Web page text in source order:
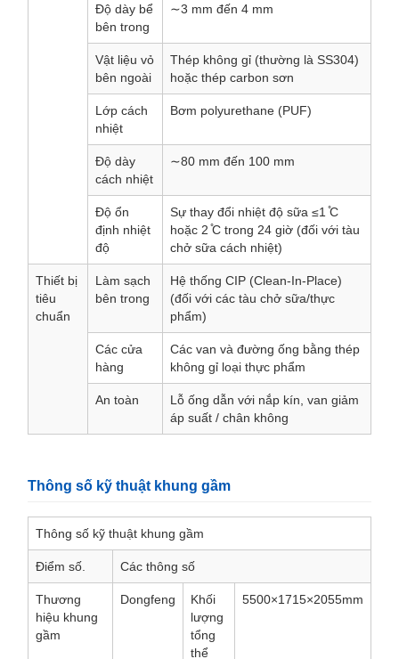
Độ dày bể
bên trong
∼3 mm đến 4 mm
Vật liệu vỏ
bên ngoài
Thép không gỉ (thường là SS304)
hoặc thép carbon sơn
Lớp cách
nhiệt
Bơm polyurethane (PUF)
Độ dày
cách nhiệt
∼80 mm đến 100 mm
Độ ổn
định nhiệt
độ
Sự thay đổi nhiệt độ sữa ≤1 ̊C
hoặc 2 ̊C trong 24 giờ (đối với tàu
chở sữa cách nhiệt)
Thiết bị
tiêu
chuẩn
Làm sạch
bên trong
Hệ thống CIP (Clean-In-Place)
(đối với các tàu chở sữa/thực
phẩm)
Các cửa
hàng
Các van và đường ống bằng thép
không gỉ loại thực phẩm
An toàn
Lỗ ống dẫn với nắp kín, van giảm
áp suất / chân không
Thông số kỹ thuật khung gầm
Thông số kỹ thuật khung gầm
Điểm số. Các thông số
Thương
hiệu khung
gầm
Dongfeng
Khối
lượng
tổng
thể
5500×1715×2055mm